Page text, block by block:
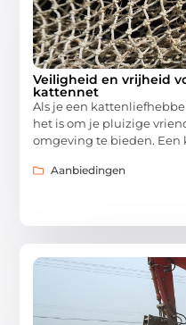
Veiligheid en vrijheid
kattennet
Als je een
het is om je pluizige
omgeving te bieden. Een
Aanbiedingen